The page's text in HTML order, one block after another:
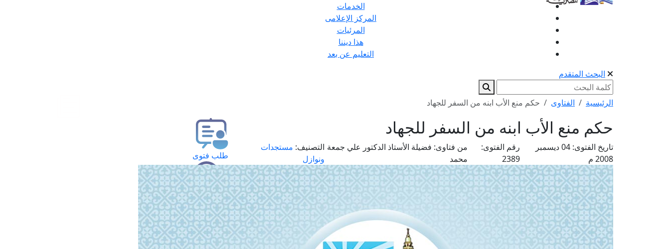
الخدمات
المركز الإعلامى
المرئيات
هذا ديننا
التعليم عن بعد
البحث المتقدم
الرئيسية الفتاوى حكم منع الأب ابنه من السفر للجهاد
حكم منع الأب ابنه من السفر للجهاد
تاريخ الفتوى:
04 ديسمبر
2008 م
رقم الفتوى:
2389
من فتاوى: فضيلة الأستاذ الدكتور علي جمعة
محمد
التصنيف: مستجدات
ونوازل
طلب فتوى
استعلام عن فتوى
حجز موعد